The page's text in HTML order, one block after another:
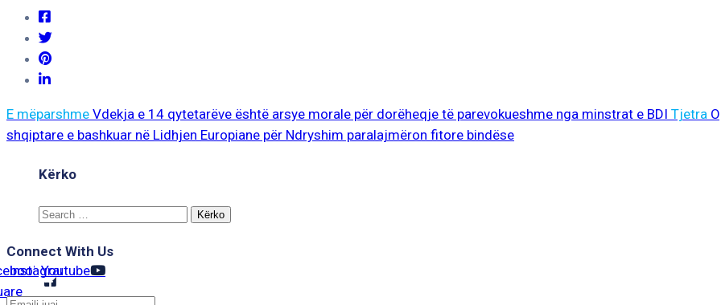
E mëparshme Vdekja e 14 qytetarëve është arsye morale për dorëheqje të parevokueshme nga minstrat e BDI Tjetra
shqiptare e bashkuar në Lidhjen Europiane për Ndryshim paralajmëron fitore bindëse
Kërko
Search
Connect With Us
Instagram
Youtube